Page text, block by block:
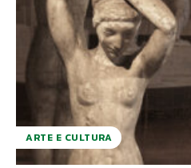
ARTE E CULTURA